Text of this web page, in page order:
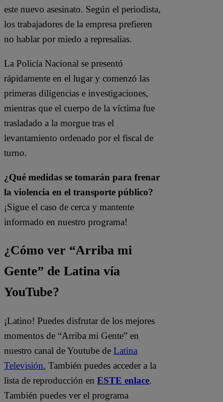
este nuevo asesinato. Según el periodista,
los trabajadores de la empresa prefieren
no hablar por miedo a represalias.
La Policía Nacional se presentó
rápidamente en el lugar y comenzó las
primeras diligencias e investigaciones,
mientras que el cuerpo de la víctima fue
trasladado a la morgue tras el
levantamiento ordenado por el fiscal de
turno.
¿Qué medidas se tomarán para frenar
la violencia en el transporte público?
¡Sigue el caso de cerca y mantente
informado en nuestro programa!
¿Cómo ver “Arriba mi
Gente” de Latina vía
YouTube?
¡Latino! Puedes disfrutar de los mejores
momentos de “Arriba mi Gente” en
nuestro canal de Youtube de Latina
Televisión. También puedes acceder a la
lista de reproducción en ESTE enlace.
También puedes ver el programa